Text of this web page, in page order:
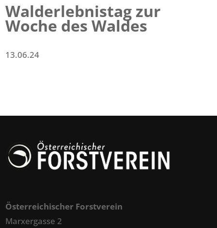
Walderlebnistag zur
Woche des Waldes
13.06.24
Österreichischer Forstverein
Marxergasse 2